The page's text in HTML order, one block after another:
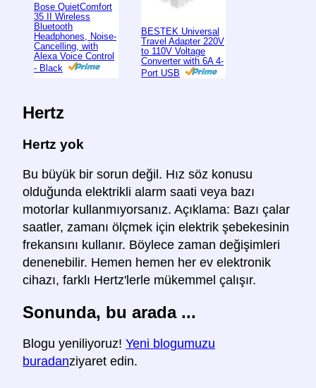
Bose QuietComfort
35 II Wireless
Bluetooth
Headphones, Noise-
Cancelling, with
Alexa Voice Control
- Black
BESTEK Universal
Travel Adapter 220V
to 110V Voltage
Converter with 6A 4-
Port USB
Hertz
Hertz yok
Bu büyük bir sorun değil. Hız söz konusu
olduğunda elektrikli alarm saati veya bazı
motorlar kullanmıyorsanız. Açıklama: Bazı çalar
saatler, zamanı ölçmek için elektrik şebekesinin
frekansını kullanır. Böylece zaman değişimleri
denenebilir. Hemen hemen her ev elektronik
cihazı, farklı Hertz'lerle mükemmel çalışır.
Sonunda, bu arada ...
Blogu yeniliyoruz! Yeni blogumuzu
buradanziyaret edin.